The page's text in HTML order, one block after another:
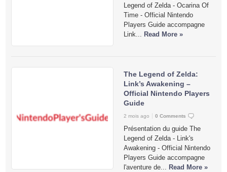
Legend of Zelda - Ocarina Of
Time - Official Nintendo
Players Guide accompagne
Link... Read More »
The Legend of Zelda:
Link’s Awakening –
Official Nintendo Players
Guide
2 mois ago 0 Comments
Présentation du guide The
Legend of Zelda - Link's
Awakening - Official Nintendo
Players Guide accompagne
l'aventure de... Read More »